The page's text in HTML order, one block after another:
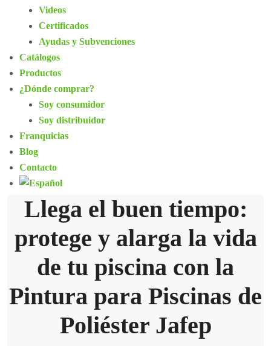
Videos
Certificados
Ayudas y Subvenciones
Catálogos
Productos
¿Dónde comprar?
Soy consumidor
Soy distribuidor
Franquicias
Blog
Contacto
Llega el buen tiempo:
protege y alarga la vida
de tu piscina con la
Pintura para Piscinas de
Poliéster Jafep